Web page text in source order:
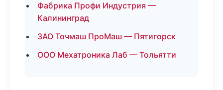
Фабрика Профи Индустрия —
Калининград
ЗАО Точмаш ПроМаш — Пятигорск
ООО Мехатроника Лаб — Тольятти